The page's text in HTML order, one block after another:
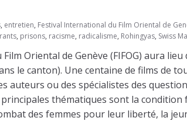
, entretien, Festival International du Film Oriental de
, prisons, racisme, radicalisme, Rohingyas, Swiss
Oriental de Genève (FIFOG) aura lieu
le canton). Une centaine de films de
auteurs ou des spécialistes des
thématiques sont la condition
des femmes pour leur liberté, la